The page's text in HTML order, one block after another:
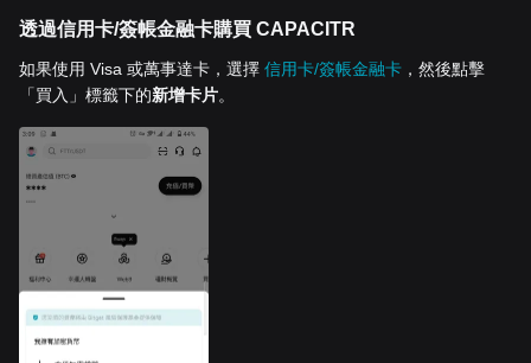
透過信用卡/簽帳金融卡購買 CAPACITR
如果使用 Visa 或萬事達卡，選擇 信用卡/簽帳金融卡 ，然後點擊
「買入」標籤下的新增卡片。